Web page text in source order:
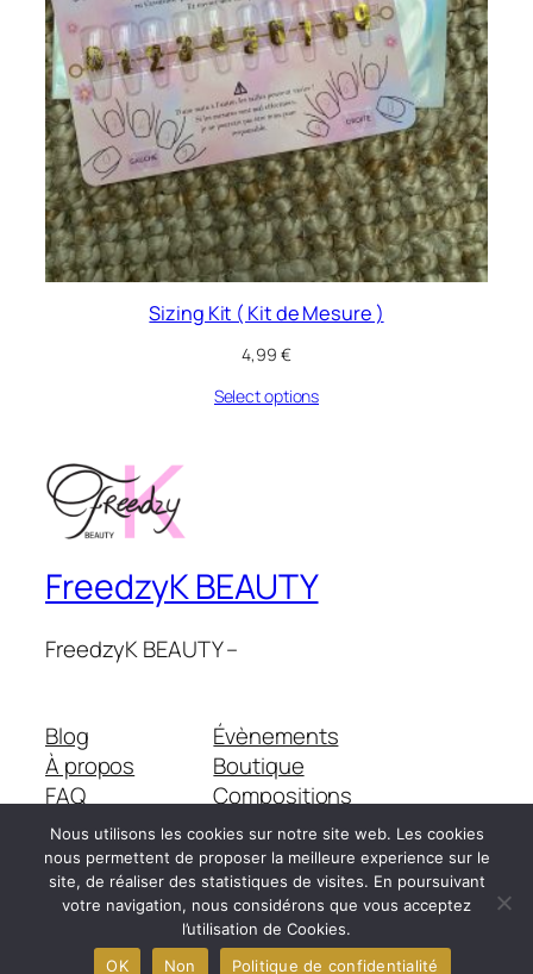
Sizing Kit ( Kit de Mesure )
4,99 €
Select options
FreedzyK BEAUTY
FreedzyK BEAUTY –
Blog
À propos
FAQ
Auteurs/autrices
Évènements
Boutique
Compositions
Thèmes
Twenty Twenty-Five Conçu avec
Nous utilisons les cookies sur notre site web. Les cookies
nous permettent de proposer la meilleure experience sur le
site, de réaliser des statistiques de visites. En poursuivant
votre navigation, nous considérons que vous acceptez
l’utilisation de Cookies.
OK
Non Politique de confidentialité